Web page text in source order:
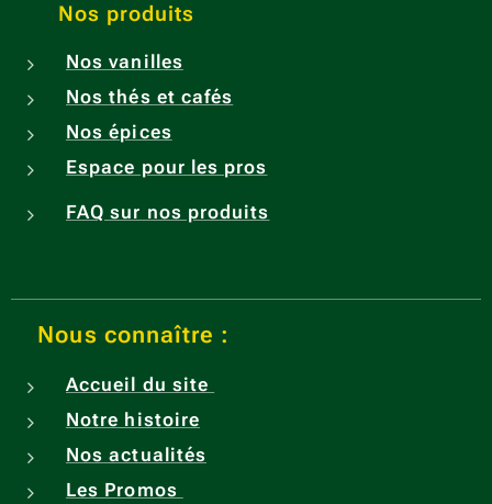
Nos produits
Nos vanilles
Nos thés et cafés
Nos épices
Espace pour les pros
FAQ sur nos produits
Nous connaître :
Accueil du site
Notre histoire
Nos actualités
Les Promos